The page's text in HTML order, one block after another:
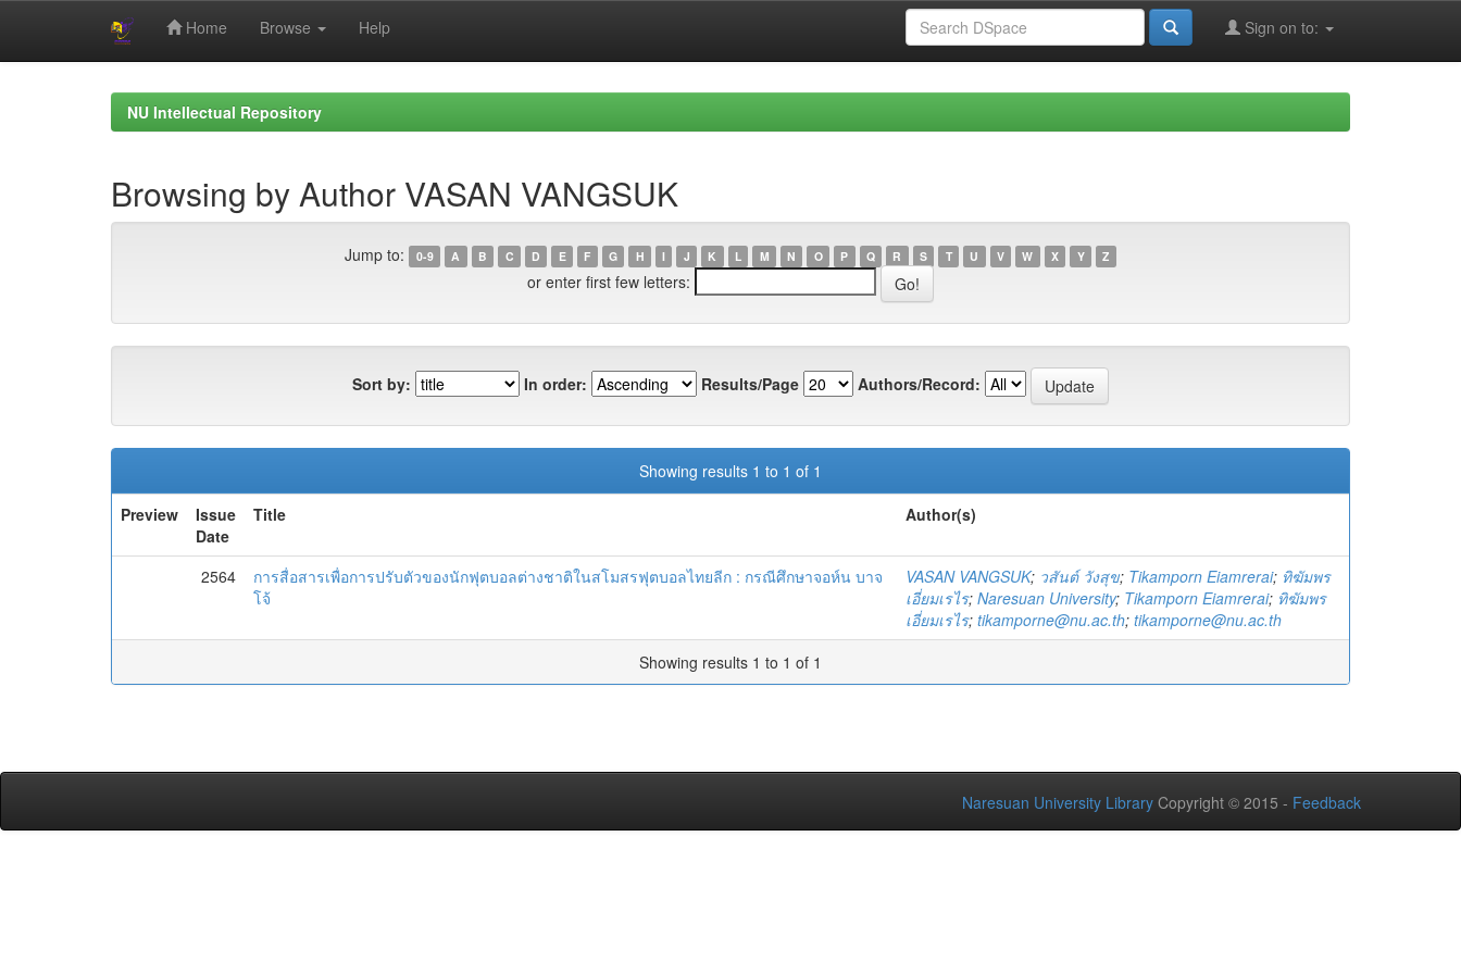
Home Browse Help Sign on to:
NU Intellectual Repository
Browsing by Author VASAN VANGSUK
Jump to: 0-9 A B C D E F G H I J K L M N O P Q R S T U V W X Y Z
or enter first few letters:
Sort by: In order: Results/Page Authors/Record:
Showing results 1 to 1 of 1
Preview
Issue
Date
Title Author(s)
2564
การสื่อสารเพื่อการปรับตัวของนักฟุตบอลต่างชาติในสโมสรฟุตบอลไทยลีก : กรณีศึกษาจอห์น บาจ
โจ้
VASAN VANGSUK; วสันต์ วังสุข; Tikamporn Eiamrerai; ทิฆัมพร
เอี่ยมเรไร; Naresuan University; Tikamporn Eiamrerai; ทิฆัมพร
เอี่ยมเรไร; tikamporne@nu.ac.th; tikamporne@nu.ac.th
Showing results 1 to 1 of 1
Naresuan University Library Copyright © 2015 - Feedback